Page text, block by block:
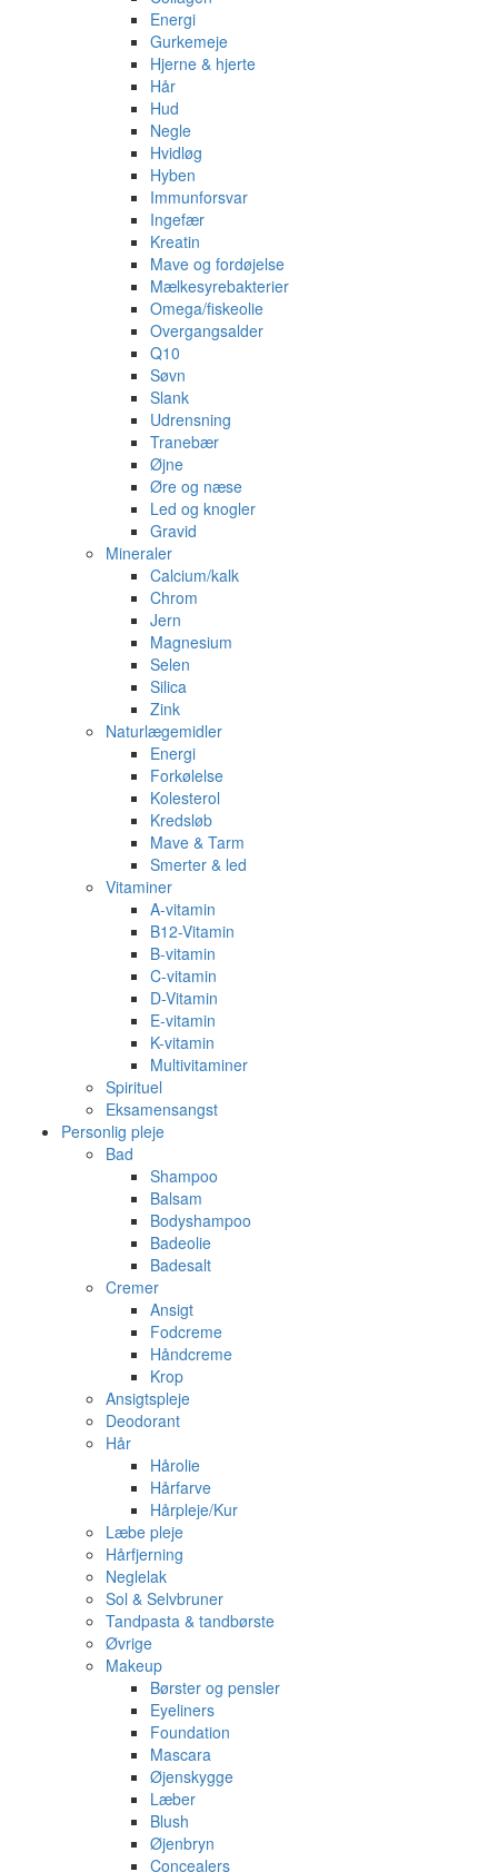
Energi
Gurkemeje
Hjerne & hjerte
Hår
Hud
Negle
Hvidløg
Hyben
Immunforsvar
Ingefær
Kreatin
Mave og fordøjelse
Mælkesyrebakterier
Omega/fiskeolie
Overgangsalder
Q10
Søvn
Slank
Udrensning
Tranebær
Øjne
Øre og næse
Led og knogler
Gravid
Mineraler
Calcium/kalk
Chrom
Jern
Magnesium
Selen
Silica
Zink
Naturlægemidler
Energi
Forkølelse
Kolesterol
Kredsløb
Mave & Tarm
Smerter & led
Vitaminer
A-vitamin
B12-Vitamin
B-vitamin
C-vitamin
D-Vitamin
E-vitamin
K-vitamin
Multivitaminer
Spirituel
Eksamensangst
Personlig pleje
Bad
Shampoo
Balsam
Bodyshampoo
Badeolie
Badesalt
Cremer
Ansigt
Fodcreme
Håndcreme
Krop
Ansigtspleje
Deodorant
Hår
Hårolie
Hårfarve
Hårpleje/Kur
Læbe pleje
Hårfjerning
Neglelak
Sol & Selvbruner
Tandpasta & tandbørste
Øvrige
Makeup
Børster og pensler
Eyeliners
Foundation
Mascara
Øjenskygge
Læber
Blush
Øjenbryn
Concealers